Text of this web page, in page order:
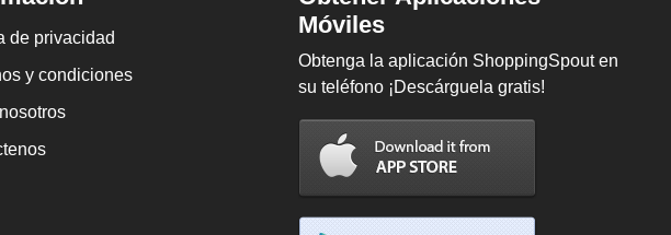
de privacidad
y condiciones
Móviles
Obtenga la aplicación ShoppingSpout en
su teléfono ¡Descárguela gratis!